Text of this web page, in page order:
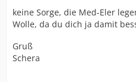
keine Sorge, die Med-Eler
Wolle, da du dich ja damit
Gruß
Schera